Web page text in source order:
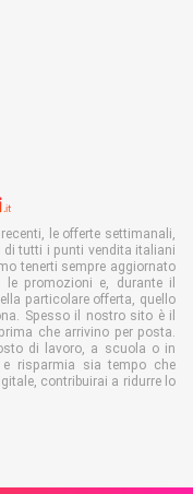
le offerte settimanali,
di tutti i punti vendita italiani
tenerti sempre aggiornato
promozioni e, durante il
particolare offerta, quello
Spesso il nostro sito è il
che arrivino per posta.
di lavoro, a scuola o in
e risparmia sia tempo che
contribuirai a ridurre lo